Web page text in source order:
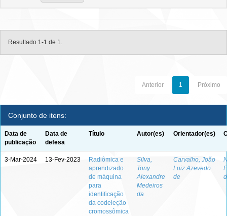
Resultado 1-1 de 1.
Anterior 1 Próximo
Conjunto de itens:
Data de
publicação
Data de
defesa
Título Autor(es) Orientador(es)
3-Mar-2024 13-Fev-2023
Radiômica e
aprendizado
de máquina
para
identificação
da codeleção
cromossômica
Silva,
Tony
Alexandre
Medeiros
da
Carvalho, João
Luiz Azevedo
de